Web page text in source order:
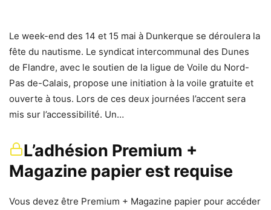
Le week-end des 14 et 15 mai à Dunkerque se déroulera la
fête du nautisme. Le syndicat intercommunal des Dunes
de Flandre, avec le soutien de la ligue de Voile du Nord-
Pas de-Calais, propose une initiation à la voile gratuite et
ouverte à tous. Lors de ces deux journées l’accent sera
mis sur l’accessibilité. Un…
L’adhésion Premium +
Magazine papier est requise
Vous devez être Premium + Magazine papier pour accéder